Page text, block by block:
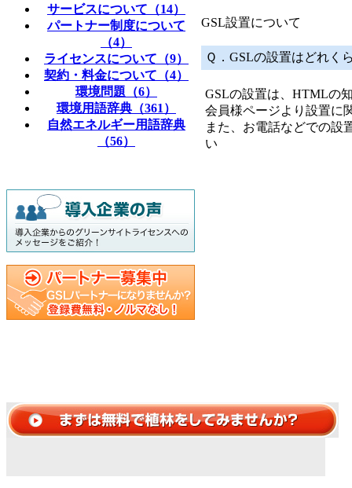
サービスについて（14）
パートナー制度について
（4）
ライセンスについて（9）
契約・料金について（4）
環境問題（6）
環境用語辞典（361）
自然エネルギー用語辞典
（56）
GSL設置について
Ｑ．GSLの設置はどれく
GSLの設置は、HTMLの
会員様ページより設置に
また、お電話などでの設
い